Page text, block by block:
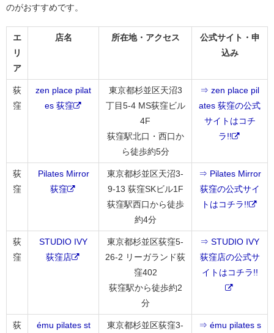
のがおすすめです。
エ
リ
ア
店名 所在地・アクセス
公式サイト・申
込み
荻
窪
zen place pilat
es 荻窪
東京都杉並区天沼3
丁目5-4 MS荻窪ビル
4F
荻窪駅北口・西口か
ら徒歩約5分
⇒ zen place pil
ates 荻窪の公式
サイトはコチ
ラ!!
荻
窪
Pilates Mirror
荻窪
東京都杉並区天沼3-
9-13 荻窪SKビル1F
荻窪駅西口から徒歩
約4分
⇒ Pilates Mirror
荻窪の公式サイ
トはコチラ!!
荻
窪
STUDIO IVY
荻窪店
東京都杉並区荻窪5-
26-2 リーガランド荻
窪402
荻窪駅から徒歩約2
分
⇒ STUDIO IVY
荻窪店の公式サ
イトはコチラ!!
荻
ému pilates st
東京都杉並区荻窪3-
⇒ ému pilates s